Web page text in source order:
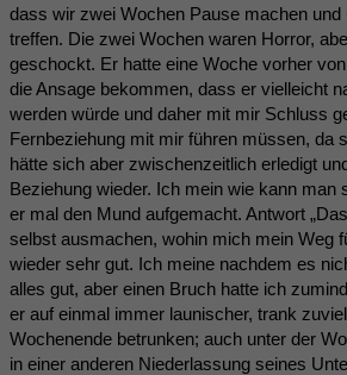
dass wir zwei Wochen Pause machen und
treffen. Die zwei Wochen waren Horror,
geschockt. Er hatte eine Woche vorher
die Ansage bekommen, dass er vielleicht
werden würde und daher mit mir Schluss
Fernbeziehung mit mir führen müssen, da
hätte sich aber zwischenzeitlich erledigt
Beziehung wieder. Ich mein wie kann man
er mal den Mund aufgemacht. Antwort
selbst ausmachen, wohin mich mein Weg
wieder sehr gut. Ich meine nachdem es
alles gut, aber einen Bruch hatte ich
er auf einmal immer launischer, trank
Wochenende betrunken; auch unter der
in einer anderen Niederlassung seines